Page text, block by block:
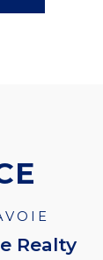
Realty